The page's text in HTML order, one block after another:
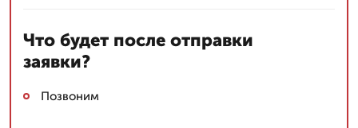
Что будет после отправки
заявки?
Позвоним